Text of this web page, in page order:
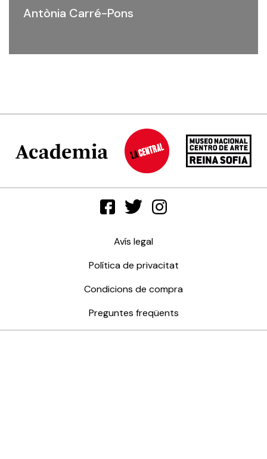
Antònia Carré-Pons
Avís legal
Política de privacitat
Condicions de compra
Preguntes freqüents